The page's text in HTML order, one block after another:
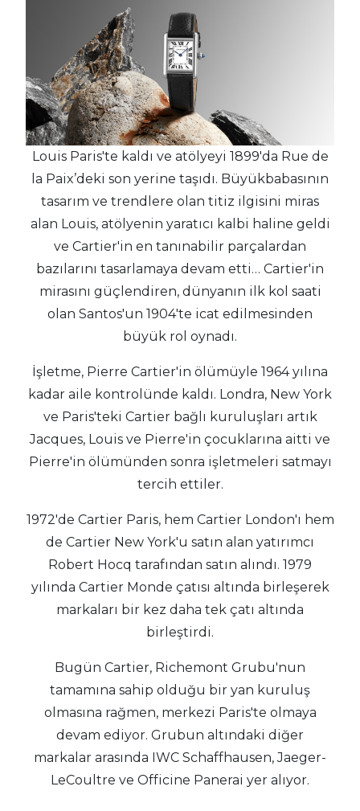
Louis Paris'te kaldı ve atölyeyi 1899'da Rue de
la Paix’deki son yerine taşıdı. Büyükbabasının
tasarım ve trendlere olan titiz ilgisini miras
alan Louis, atölyenin yaratıcı kalbi haline geldi
ve Cartier'in en tanınabilir parçalardan
bazılarını tasarlamaya devam etti… Cartier'in
mirasını güçlendiren, dünyanın ilk kol saati
olan Santos'un 1904'te icat edilmesinden
büyük rol oynadı.
İşletme, Pierre Cartier'in ölümüyle 1964 yılına
kadar aile kontrolünde kaldı. Londra, New York
ve Paris'teki Cartier bağlı kuruluşları artık
Jacques, Louis ve Pierre'in çocuklarına aitti ve
Pierre'in ölümünden sonra işletmeleri satmayı
tercih ettiler.
1972'de Cartier Paris, hem Cartier London'ı hem
de Cartier New York'u satın alan yatırımcı
Robert Hocq tarafından satın alındı. 1979
yılında Cartier Monde çatısı altında birleşerek
markaları bir kez daha tek çatı altında
birleştirdi.
Bugün Cartier, Richemont Grubu'nun
tamamına sahip olduğu bir yan kuruluş
olmasına rağmen, merkezi Paris'te olmaya
devam ediyor. Grubun altındaki diğer
markalar arasında IWC Schaffhausen, Jaeger-
LeCoultre ve Officine Panerai yer alıyor.